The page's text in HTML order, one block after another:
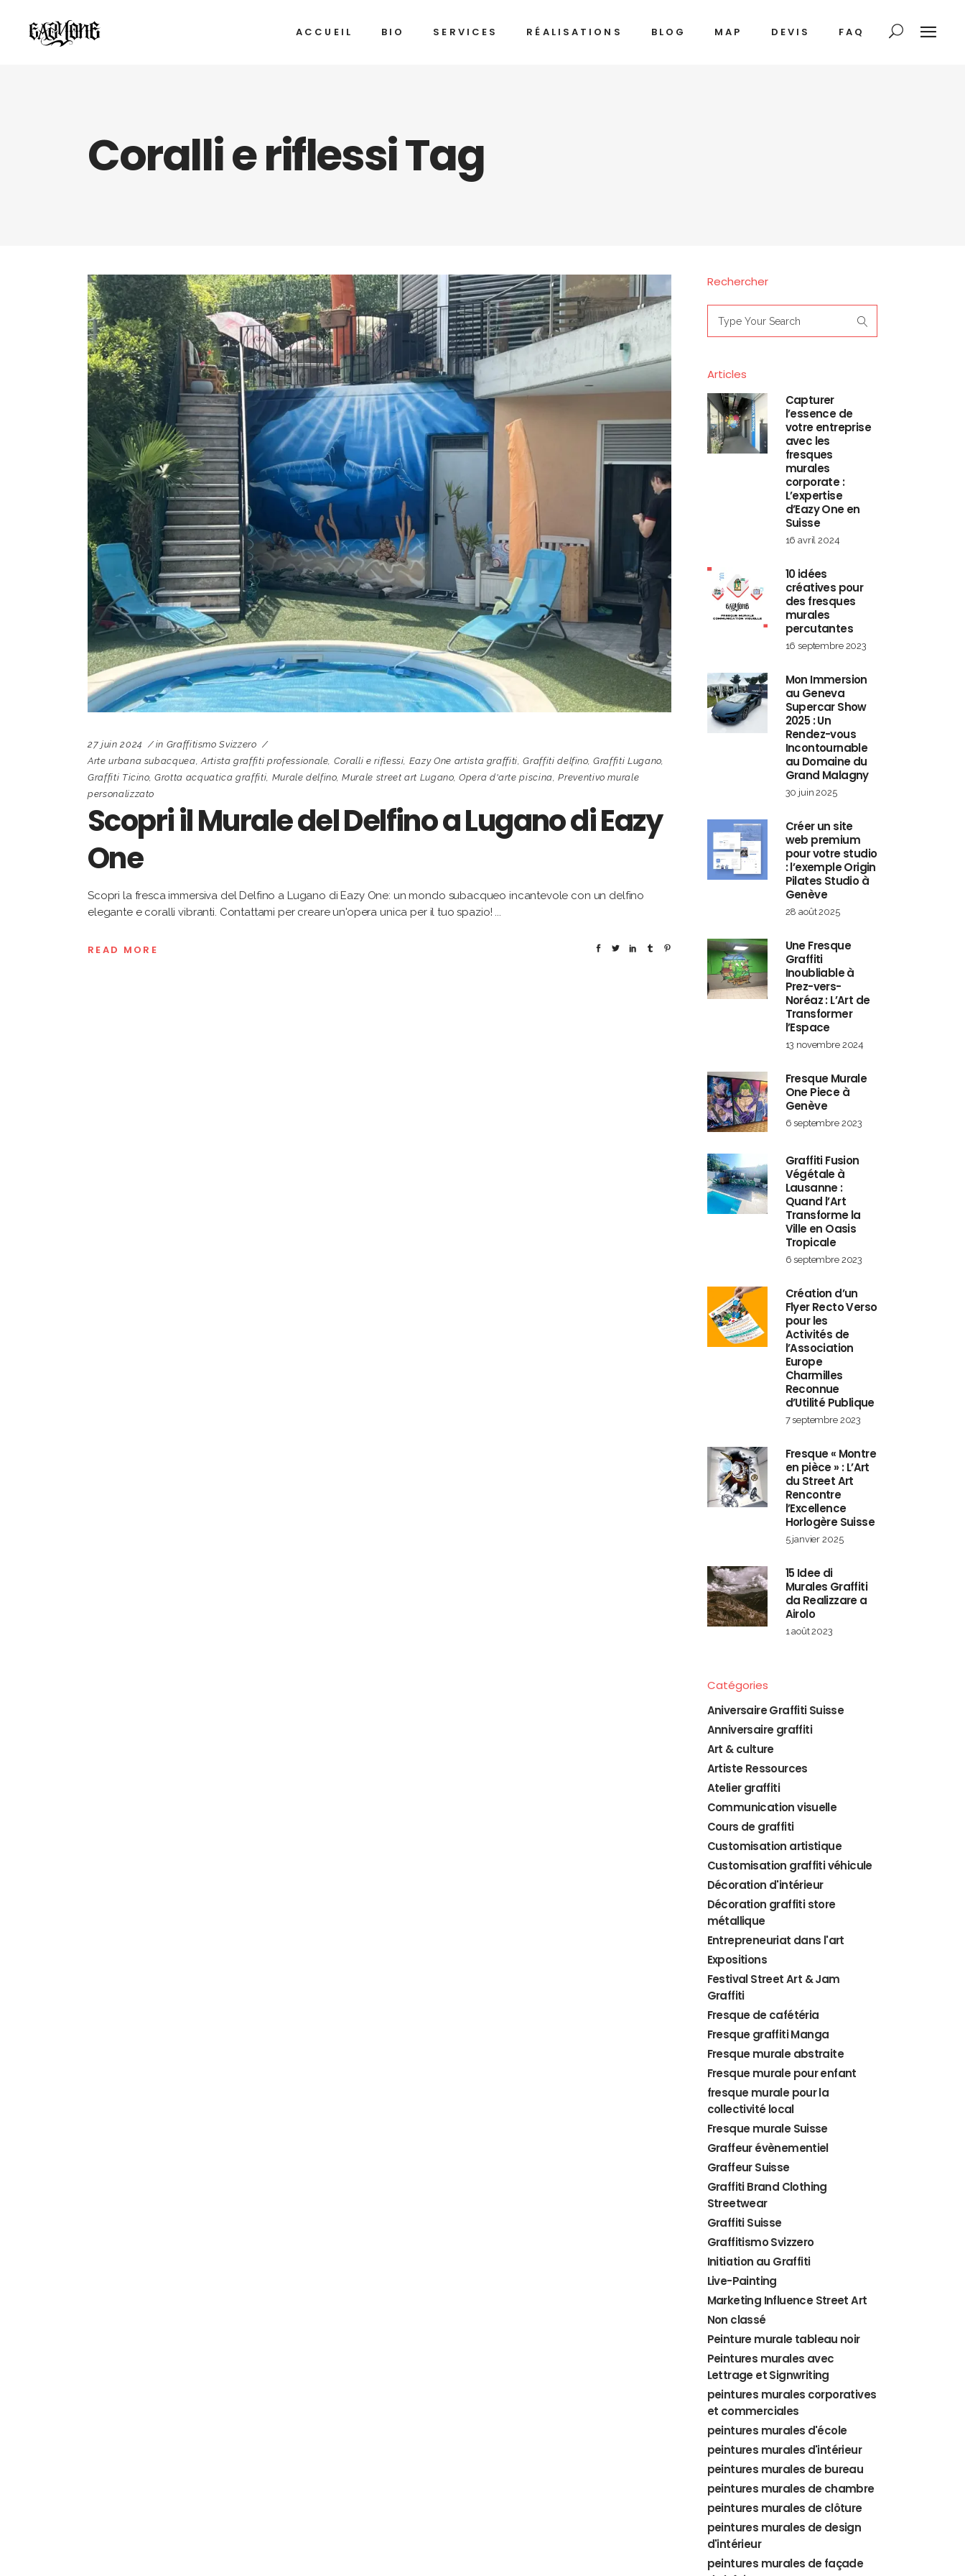
ACCUEIL BIO SERVICES RÉALISATIONS BLOG MAP DEVIS FAQ
Coralli e riflessi Tag
27 juin 2024 in Graffitismo Svizzero
Arte urbana subacquea,Artista graffiti professionale, Coralli e riflessi, Eazy One artista graffiti,Graffiti delfino,Graffiti Lugano,
Graffiti Ticino,Grotta acquatica graffiti, Murale delfino,Murale street art Lugano, Opera d'arte piscina,Preventivo murale
personalizzato
Scopri il Murale del Delfino a Lugano di Eazy
One
Scopri la fresca immersiva del Delfino a Lugano di Eazy One: un mondo subacqueo incantevole con un delfino
elegante e coralli vibranti. Contattami per creare un'opera unica per il tuo spazio!
READ MORE
Rechercher
for:
Articles
Capturer
l’essence de
votre entreprise
avec les
fresques
murales
corporate :
L’expertise
d’Eazy One en
Suisse
16 avril 2024
10 idées
créatives pour
des fresques
murales
percutantes
16 septembre 2023
Mon Immersion
au Geneva
Supercar Show
2025 : Un
Rendez-vous
Incontournable
au Domaine du
Grand Malagny
30 juin 2025
Créer un site
web premium
pour votre studio
: l’exemple Origin
Pilates Studio à
Genève
28 août 2025
Une Fresque
Graffiti
Inoubliable à
Prez-vers-
Noréaz : L’Art de
Transformer
l’Espace
13 novembre 2024
Fresque Murale
One Piece à
Genève
6 septembre 2023
Graffiti Fusion
Végétale à
Lausanne :
Quand l’Art
Transforme la
Ville en Oasis
Tropicale
6 septembre 2023
Création d’un
Flyer Recto Verso
pour les
Activités de
l’Association
Europe
Charmilles
Reconnue
d’Utilité Publique
7 septembre 2023
Fresque « Montre
en pièce » : L’Art
du Street Art
Rencontre
l’Excellence
Horlogère Suisse
5 janvier 2025
15 Idee di
Murales Graffiti
da Realizzare a
Airolo
1 août 2023
Catégories
Aniversaire Graffiti Suisse
Anniversaire graffiti
Art & culture
Artiste Ressources
Atelier graffiti
Communication visuelle
Cours de graffiti
Customisation artistique
Customisation graffiti véhicule
Décoration d'intérieur
Décoration graffiti store
métallique
Entrepreneuriat dans l'art
Expositions
Festival Street Art & Jam
Graffiti
Fresque de cafétéria
Fresque graffiti Manga
Fresque murale abstraite
Fresque murale pour enfant
fresque murale pour la
collectivité local
Fresque murale Suisse
Graffeur évènementiel
Graffeur Suisse
Graffiti Brand Clothing
Streetwear
Graffiti Suisse
Graffitismo Svizzero
Initiation au Graffiti
Live-Painting
Marketing Influence Street Art
Non classé
Peinture murale tableau noir
Peintures murales avec
Lettrage et Signwriting
peintures murales corporatives
et commerciales
peintures murales d'école
peintures murales d'intérieur
peintures murales de bureau
peintures murales de chambre
peintures murales de clôture
peintures murales de design
d'intérieur
peintures murales de façade